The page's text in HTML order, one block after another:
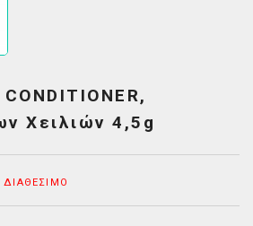
Χειλιών 4,5g